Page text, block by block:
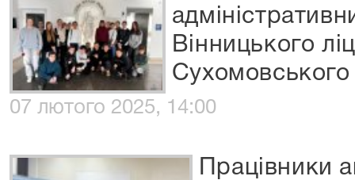
Вінницького
Сухомовського
07 лютого 2025, 14:00
Працівники